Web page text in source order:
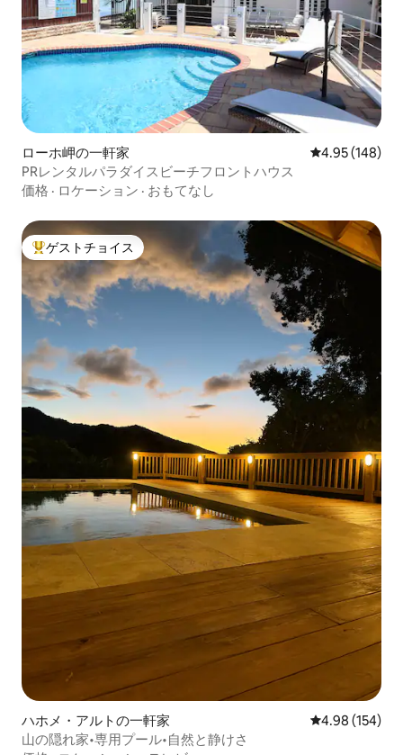
ローホ岬の一軒家 レビュー148
4.95 (148)
PRレンタルパラダイスビーチフロントハウス
価格 · ロケーション · おもてなし
大好評のゲストチョイスです。
ゲストチョイス
ハホメ・アルトの一軒家 レビュー154
4.98 (154)
山の隠れ家•専用プール•自然と静けさ